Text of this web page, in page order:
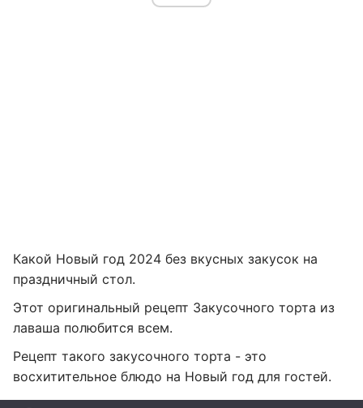
Какой Новый год 2024 без вкусных закусок на
праздничный стол.
Этот оригинальный рецепт Закусочного торта из
лаваша полюбится всем.
Рецепт такого закусочного торта - это
восхитительное блюдо на Новый год для гостей.